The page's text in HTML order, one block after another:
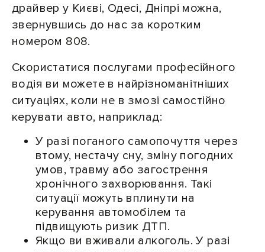
драйвер у Києві, Одесі, Дніпрі можна,
звернувшись до нас за коротким
номером 808.
Скористатися послугами професійного
водія ви можете в найрізноманітніших
ситуаціях, коли не в змозі самостійно
керувати авто, наприклад:
У разі поганого самопочуття через
втому, нестачу сну, зміну погодних
умов, травму або загострення
хронічного захворювання. Такі
ситуації можуть вплинути на
керування автомобілем та
підвищують ризик ДТП.
Якщо ви вживали алкоголь. У разі